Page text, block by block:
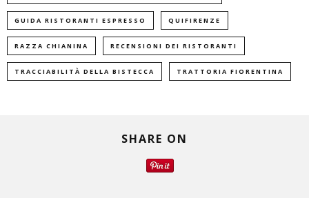
GUIDA RISTORANTI ESPRESSO QUIFIRENZE
RAZZA CHIANINA RECENSIONI DEI RISTORANTI
TRACCIABILITÀ DELLA BISTECCA TRATTORIA FIORENTINA
SHARE ON